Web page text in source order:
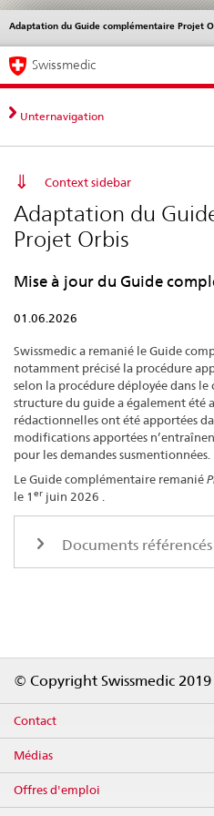
Navigation
directe:
actualités,
bases
contact
Actualités & Mises à
normes
Adaptation du Guide complémentaire Projet
Service
Navigation
Swissmedic
Unternavigation
Context sidebar
Adaptation du
Projet Orbis
Mise à jour du Guide
01.06.2026
Swissmedic a remanié le Guide
notamment précisé la procédure
selon la procédure déployée dans le
structure du guide a également été
rédactionnelles ont été apportées
modifications apportées
pour les demandes susmentionnées.
Le Guide complémentaire remanié
le 1 er juin 2026 .
Documents référencés
© Copyright Swissmedic 2019
Contact
Médias
Offres d'emploi